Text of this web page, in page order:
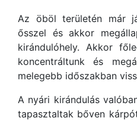
Az öböl területén már
ősszel és akkor
kirándulóhely. Akkor
koncentráltunk és
melegebb időszakban
A nyári kirándulás
tapasztaltak bőven